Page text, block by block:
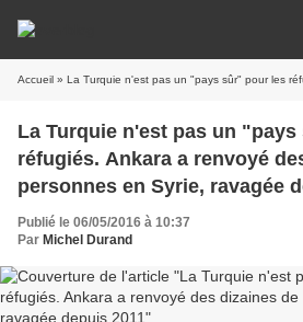
Accueil » La Turquie n'est pas un "pays sûr" pour les réfugiés. Ankara a renvoyé des
La Turquie n'est pas un
réfugiés. Ankara a renvoyé
personnes en Syrie, ravagée
Publié le 06/05/2016 à 10:37
Par Michel Durand